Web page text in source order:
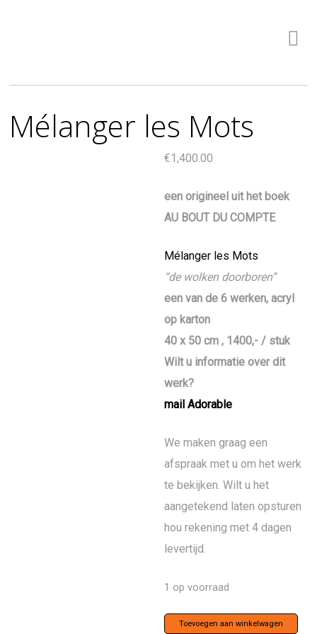
Mélanger les Mots
€1,400.00
een origineel uit het boek
AU BOUT DU COMPTE
Mélanger les Mots
“de wolken doorboren”
een van de 6 werken, acryl
op karton
40 x 50 cm , 1400,- / stuk
Wilt u informatie over dit
werk?
mail Adorable
We maken graag een
afspraak met u om het werk
te bekijken. Wilt u het
aangetekend laten opsturen
hou rekening met 4 dagen
levertijd.
1 op voorraad
Mélanger
Toevoegen aan winkelwagen